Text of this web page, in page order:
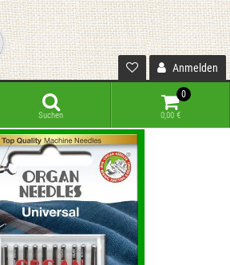
Anmelden
Suchen
0
0,00 €